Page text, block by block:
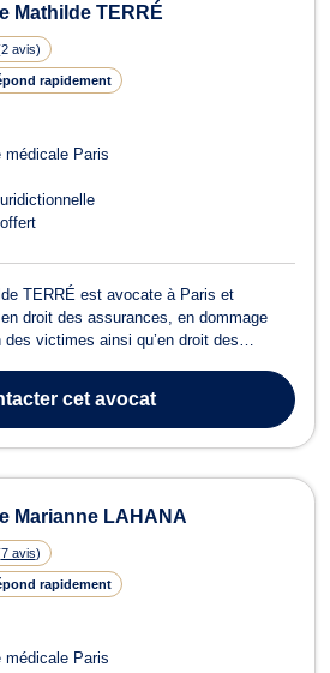
Mathilde TERRÉ
2 avis)
rapidement
Paris
TERRÉ est avocate à Paris et
droit des assurances, en dommage
victimes ainsi qu’en droit des
confrontés à un litige avec un
cet avocat
Marianne LAHANA
7 avis)
rapidement
Paris